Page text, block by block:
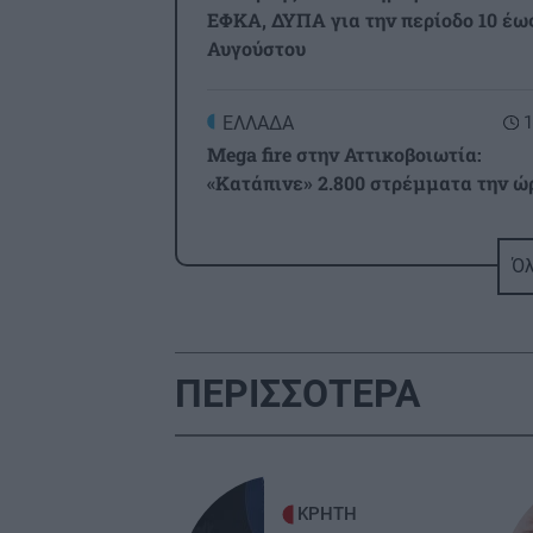
ΕΦΚΑ, ΔΥΠΑ για την περίοδο 10
Αυγούστου
ΕΛΛΑΔΑ
Mega fire στην Αττικοβοιωτία:
«Κατάπινε» 2.800 στρέμματα την
και συνελήφθη γιατί οδηγούσε
κλεμμένο αυτοκίνητο
ΠΕΡΙΣΣΟΤΕΡΑ
ΚΡΗΤΗ